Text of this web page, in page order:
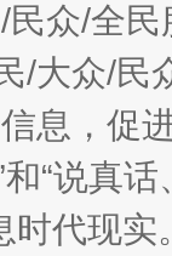
众/全
/大众/民
息，促
“说真
时代现实